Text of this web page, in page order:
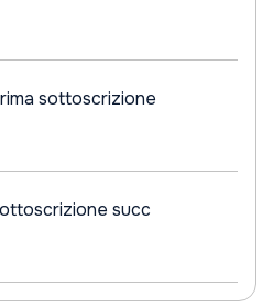
sottoscrizione
succ